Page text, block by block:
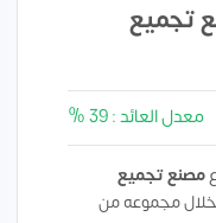
تجميع
معدل العائد : 39 %
مصنع تجميع
خلال مجموعه من